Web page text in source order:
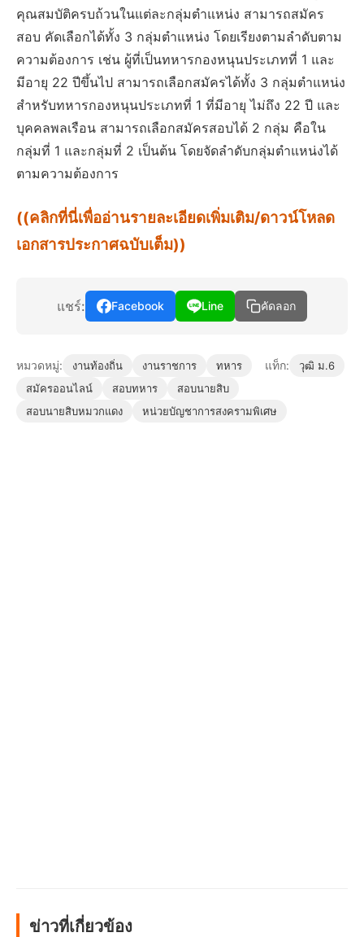
คุณสมบัติครบถ้วนในแต่ละกลุ่มตำแหน่ง สามารถสมัคร
สอบ คัดเลือกได้ทั้ง 3 กลุ่มตำแหน่ง โดยเรียงตามลำดับตาม
ความต้องการ เช่น ผู้ที่เป็นทหารกองหนุนประเภทที่ 1 และ
มีอายุ 22 ปีขึ้นไป สามารถเลือกสมัครได้ทั้ง 3 กลุ่มตำแหน่ง
สำหรับทหารกองหนุนประเภทที่ 1 ที่มีอายุ ไม่ถึง 22 ปี และ
บุคคลพลเรือน สามารถเลือกสมัครสอบได้ 2 กลุ่ม คือใน
กลุ่มที่ 1 และกลุ่มที่ 2 เป็นต้น โดยจัดลำดับกลุ่มตำแหน่งได้
ตามความต้องการ
((คลิกที่นี่เพื่ออ่านรายละเอียดเพิ่มเติม/ดาวน์โหลด
เอกสารประกาศฉบับเต็ม))
แชร์: Facebook Line คัดลอก
หมวดหมู่: งานท้องถิ่น งานราชการ ทหาร แท็ก:
วุฒิ ม.6
สมัครออนไลน์
สอบทหาร
สอบนายสิบ
สอบนายสิบหมวกแดง
หน่วยบัญชาการสงครามพิเศษ
ข่าวที่เกี่ยวข้อง